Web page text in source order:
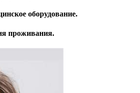
оборудование.
проживания.